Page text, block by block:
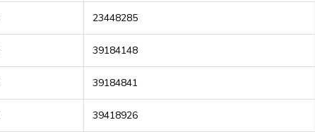
23448285
39184148
39184841
39418926